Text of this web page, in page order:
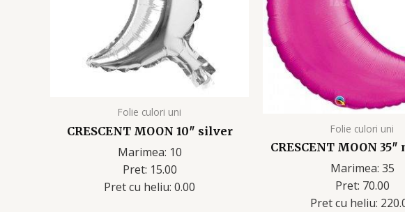
Folie culori uni
CRESCENT MOON 10″ silver
Marimea: 10
Pret: 15.00
Pret cu heliu: 0.00
Folie culori uni
CRESCENT MOON
Marimea: 35
Pret: 70.00
Pret cu heliu: